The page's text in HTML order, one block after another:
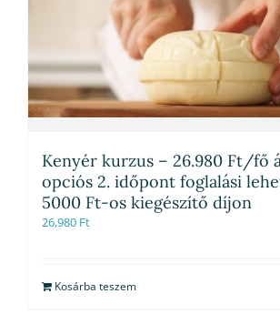
Kenyér kurzus – 26.980 Ft/fő
opciós 2. időpont foglalási
5000 Ft-os kiegészítő díjon
26,980 Ft
Kosárba teszem